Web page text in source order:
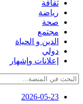
ثقافة
رياضة
صحة
مجتمع
الدين و الحياة
دولي
إعلانات وإشهار
2026-05-23